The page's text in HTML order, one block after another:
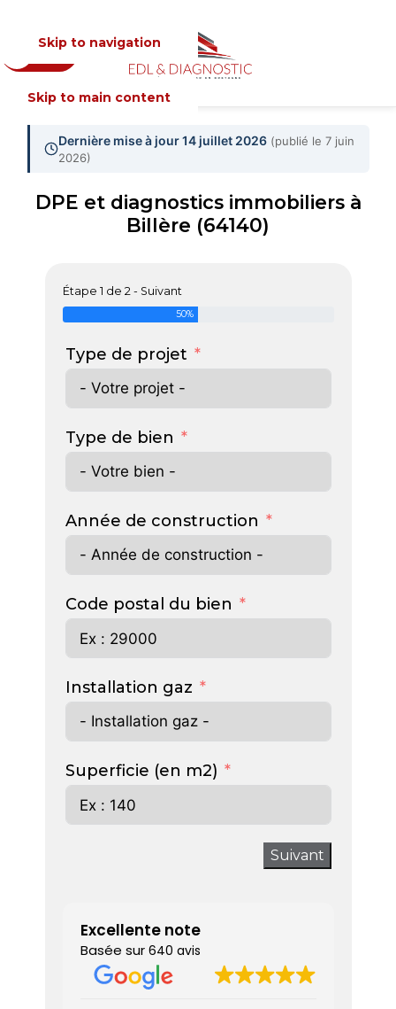
Skip to navigation
Skip to main content
MENU
Dernière mise à jour 14 juillet 2026 (publié le 7 juin
2026)
DPE et diagnostics immobiliers à
Billère (64140)
Étape 1 de 2 - Suivant
50%
Type de projet
Type de bien
Année de construction
Code postal du bien
Installation gaz
Superficie (en m2)
Suivant
Excellente note
Basée sur 640 avis